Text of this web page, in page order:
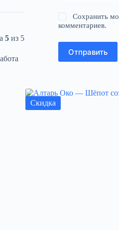
5 из 5
Сохранить
комментариев.
Отправить
Скидка